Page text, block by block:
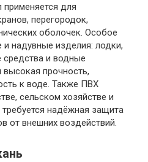
для
перегородок,
оболочек. Особое
надувные изделия: лодки,
средства и водные
прочность,
к воде. Также ПВХ
сельском хозяйстве и
требуется надёжная защита
от внешних воздействий.